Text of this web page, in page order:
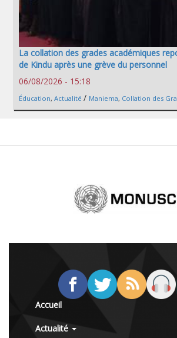
La collation des grades académiques
de Kindu après une grève du personnel
06/08/2026 - 15:18
Éducation, Actualité / Maniema, Collation des
Accueil
Actualité